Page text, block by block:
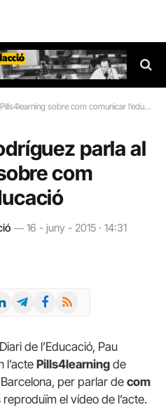
sobre com comunicar l’educació
parla al
com
16 - juny - 2015 · 14:31
TelegramFacebook
RSS
de l’Educació, Pau
l’actePills4learning de
per parlar de com
reproduïm el vídeo de l’acte.